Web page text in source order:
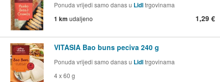
Ponuda vrijedi samo danas u Lidltrgovinama
1 km udaljeno 1,29 €
VITASIA Bao buns peciva 240 g
Ponuda vrijedi samo danas u Lidltrgovinama
4 x 60 g